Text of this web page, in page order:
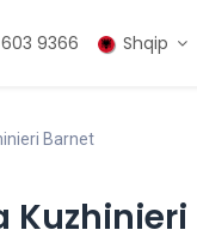
9366 Shqip
Barnet